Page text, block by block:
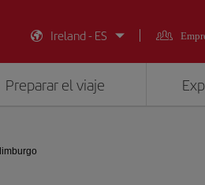
Ireland - ES
Preparar el viaje